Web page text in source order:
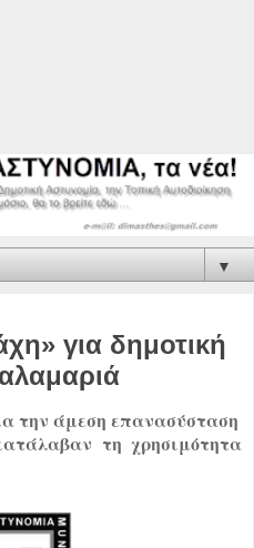
▼
για δημοτική
την άμεση επανασύσταση
τη χρησιμότητα